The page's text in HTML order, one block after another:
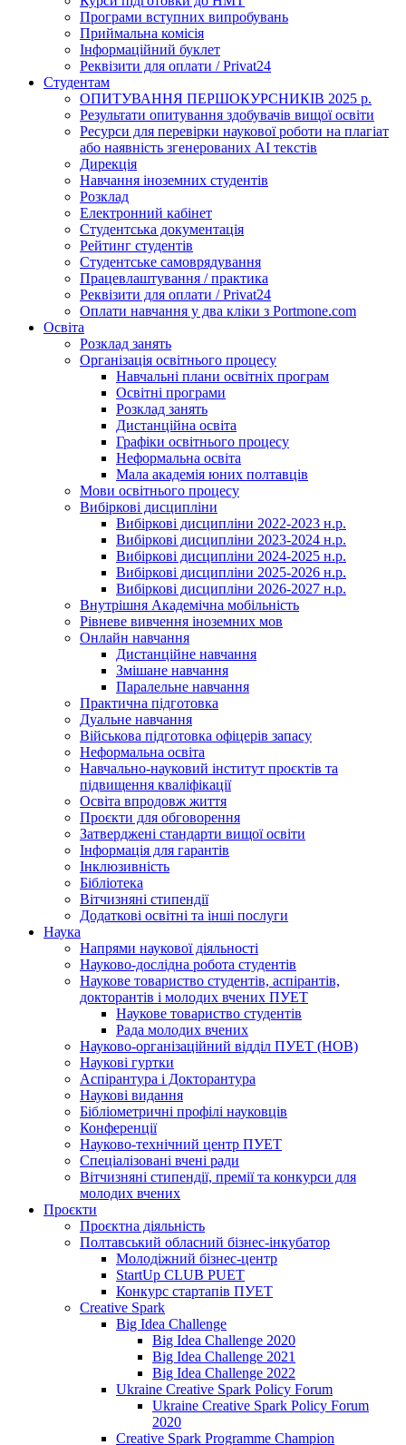
Програми вступних випробувань
Приймальна комісія
Інформаційний буклет
Реквізити для оплати / Privat24
Студентам
ОПИТУВАННЯ ПЕРШОКУРСНИКІВ 2025 р.
Результати опитування здобувачів вищої освіти
Ресурси для перевірки наукової роботи на плагіат
або наявність згенерованих АІ текстів
Дирекція
Навчання іноземних студентів
Розклад
Електронний кабінет
Студентська документація
Рейтинг студентів
Студентське самоврядування
Працевлаштування / практика
Реквізити для оплати / Privat24
Оплати навчання у два кліки з Portmone.com
Освіта
Розклад занять
Організація освітнього процесу
Навчальні плани освітніх програм
Освітні програми
Розклад занять
Дистанційна освіта
Графіки освітнього процесу
Неформальна освіта
Мала академія юних полтавців
Мови освітнього процесу
Вибіркові дисципліни
Вибіркові дисципліни 2022-2023 н.р.
Вибіркові дисципліни 2023-2024 н.р.
Вибіркові дисципліни 2024-2025 н.р.
Вибіркові дисципліни 2025-2026 н.р.
Вибіркові дисципліни 2026-2027 н.р.
Внутрішня Академічна мобільність
Рівневе вивчення іноземних мов
Онлайн навчання
Дистанційне навчання
Змішане навчання
Паралельне навчання
Практична підготовка
Дуальне навчання
Військова підготовка офіцерів запасу
Неформальна освіта
Навчально-науковий інститут проєктів та
підвищення кваліфікації
Освіта впродовж життя
Проєкти для обговорення
Затверджені стандарти вищої освіти
Інформація для гарантів
Інклюзивність
Бібліотека
Вітчизняні стипендії
Додаткові освітні та інші послуги
Наука
Напрями наукової діяльності
Науково-дослідна робота студентів
Наукове товариство студентів, аспірантів,
докторантів і молодих вчених ПУЕТ
Наукове товариство студентів
Рада молодих вчених
Науково-організаційний відділ ПУЕТ (НОВ)
Наукові гуртки
Аспірантура і Докторантура
Наукові видання
Бібліометричні профілі науковців
Конференції
Науково-технічний центр ПУЕТ
Спеціалізовані вчені ради
Вітчизняні стипендії, премії та конкурси для
молодих вчених
Проєкти
Проєктна діяльність
Полтавський обласний бізнес-інкубатор
Молодіжний бізнес-центр
StartUp CLUB PUET
Конкурс стартапів ПУЕТ
Creative Spark
Big Idea Challenge
Big Idea Challenge 2020
Big Idea Challenge 2021
Big Idea Challenge 2022
Ukraine Creative Spark Policy Forum
Ukraine Creative Spark Policy Forum
2020
Creative Spark Programme Champion